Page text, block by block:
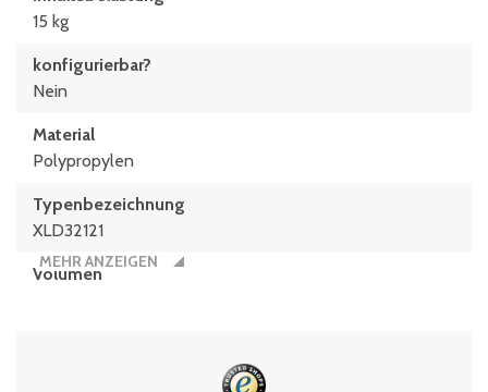
15 kg
konfigurierbar?
Nein
Material
Polypropylen
Typen­be­zeich­nung
XLD32121
Volumen
MEHR ANZEIGEN